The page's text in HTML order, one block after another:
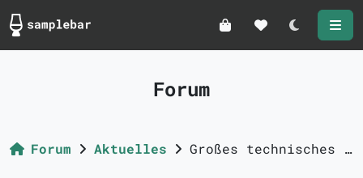
Darkmode
Forum
Forum Aktuelles Großes technisches Update